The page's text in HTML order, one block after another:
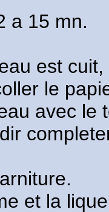
a 15 mn.
est
le
avec le
et la